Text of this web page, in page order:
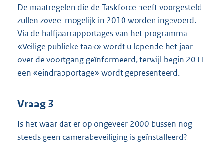
De maatregelen die de Taskforce heeft voorgesteld
zullen zoveel mogelijk in 2010 worden ingevoerd.
Via de halfjaarrapportages van het programma
«Veilige publieke taak» wordt u lopende het jaar
over de voortgang geïnformeerd, terwijl begin 2011
een «eindrapportage» wordt gepresenteerd.
Vraag 3
Is het waar dat er op ongeveer 2000 bussen nog
steeds geen camerabeveiliging is geïnstalleerd?